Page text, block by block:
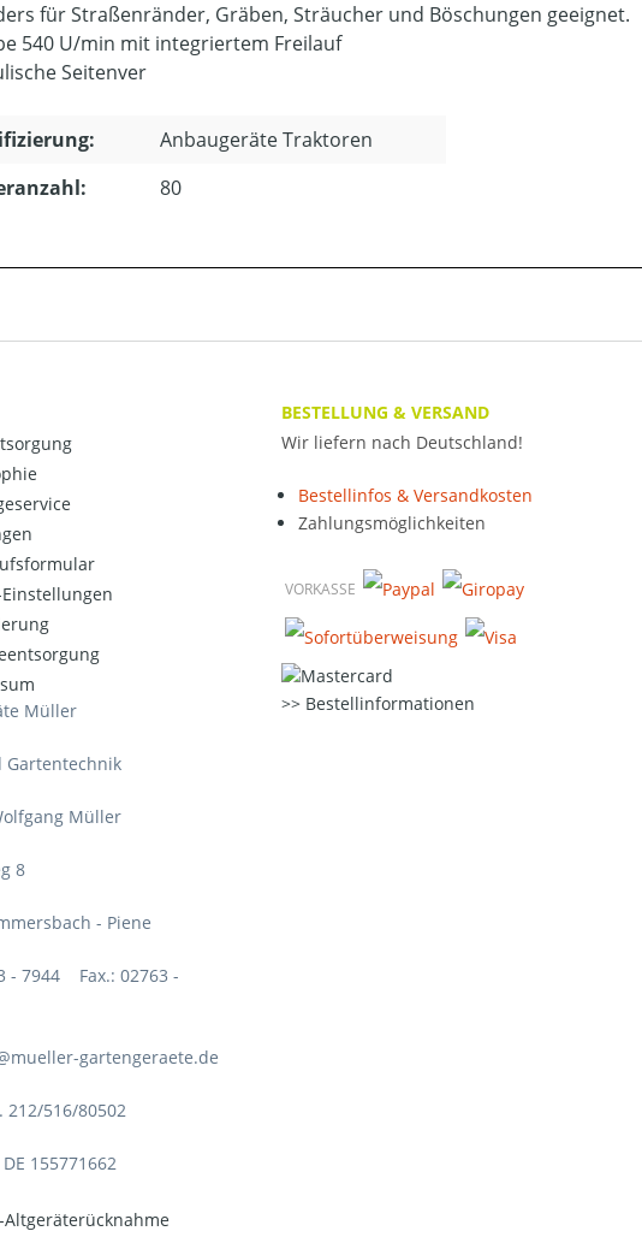
für Straßenränder, Gräben, Sträucher und Böschungen geeignet.
540 U/min mit integriertem Freilauf
Seitenver
Anbaugeräte Traktoren
80
Einstellungen
Müller
Gartentechnik
Müller
8
- Piene
- 7944 Fax.: 02763 -
gartengeraete.de
212/516/80502
155771662
Altgeräterücknahme
BESTELLUNG & VERSAND
Wir liefern nach Deutschland!
Bestellinfos & Versandkosten
Zahlungsmöglichkeiten
VORKASSE
Bestellinformationen